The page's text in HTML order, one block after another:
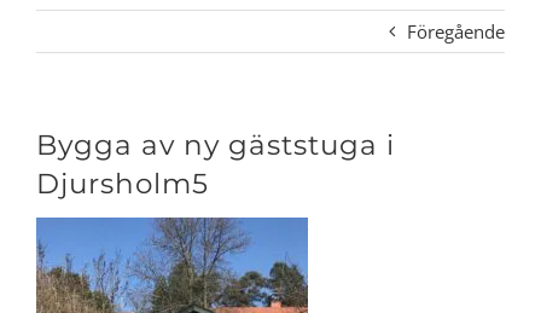
Föregående
Bygga av ny gäststuga i
Djursholm5